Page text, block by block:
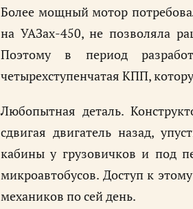
Более мощный мотор
на УАЗах-450, не позволяла
Поэтому в период
четырехступенчатая КПП,
Любопытная деталь.
сдвигая двигатель назад,
кабины у грузовичков и под
микроавтобусов. Доступ к
механиков по сей день.